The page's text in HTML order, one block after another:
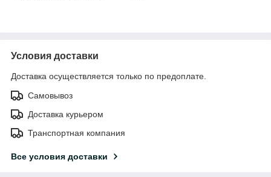
Условия доставки
Доставка осуществляется только по предоплате.
Самовывоз
Доставка курьером
Транспортная компания
Все условия доставки